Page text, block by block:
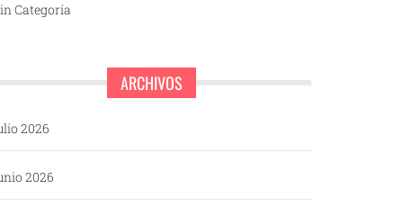
Categoría
ARCHIVOS
2026
2026